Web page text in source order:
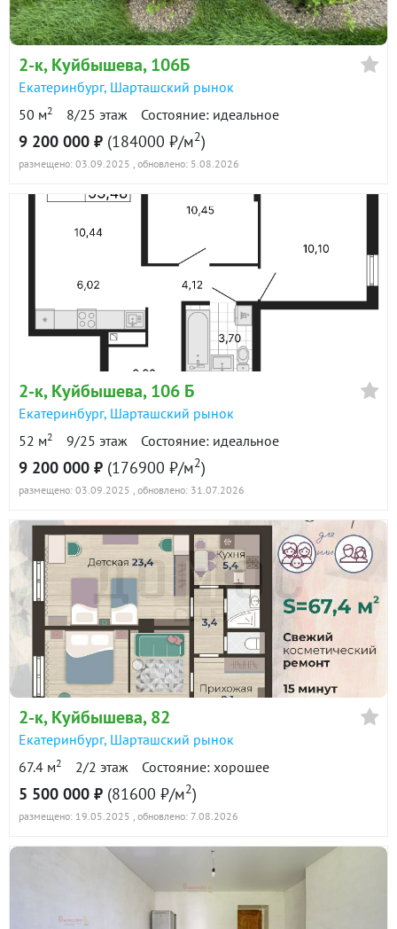
2-к, Куйбышева, 106Б
Екатеринбург, Шарташский рынок
50 м2 8/25 этаж Состояние: идеальное
9 200 000 ₽ (184000 ₽/м2)
размещено: 03.09.2025 , обновлено: 5.08.2026
2-к, Куйбышева, 106 Б
Екатеринбург, Шарташский рынок
52 м2 9/25 этаж Состояние: идеальное
9 200 000 ₽ (176900 ₽/м2)
размещено: 03.09.2025 , обновлено: 31.07.2026
2-к, Куйбышева, 82
Екатеринбург, Шарташский рынок
67.4 м2 2/2 этаж Состояние: хорошее
5 500 000 ₽ (81600 ₽/м2)
размещено: 19.05.2025 , обновлено: 7.08.2026